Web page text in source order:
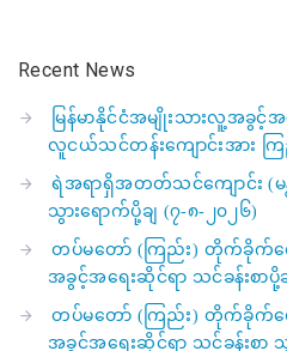
Recent News
မြန်မာနိုင်ငံအမျိုးသားလူ့အခွင့်
လူငယ်သင်တန်းကျောင်းအား ကြ
ရဲအရာရှိအတတ်သင်ကျောင်း (မန္
သွားရောက်ပို့ချ (၇-၈-၂၀၂၆)
တပ်မတော် (ကြည်း) တိုက်ခိုက်ရေ
အခွင့်အရေးဆိုင်ရာ သင်ခန်းစာပို့
တပ်မတော် (ကြည်း) တိုက်ခိုက်ရေ
အခွင့်အရေးဆိုင်ရာ သင်ခန်းစာ သွ